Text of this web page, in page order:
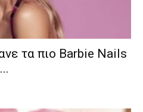
τα πιο Barbie Νails